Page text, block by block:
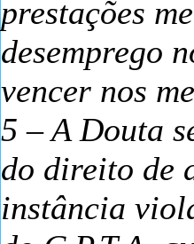
prestações
desemprego
vencer nos
5 – A Douta
do direito de
instância